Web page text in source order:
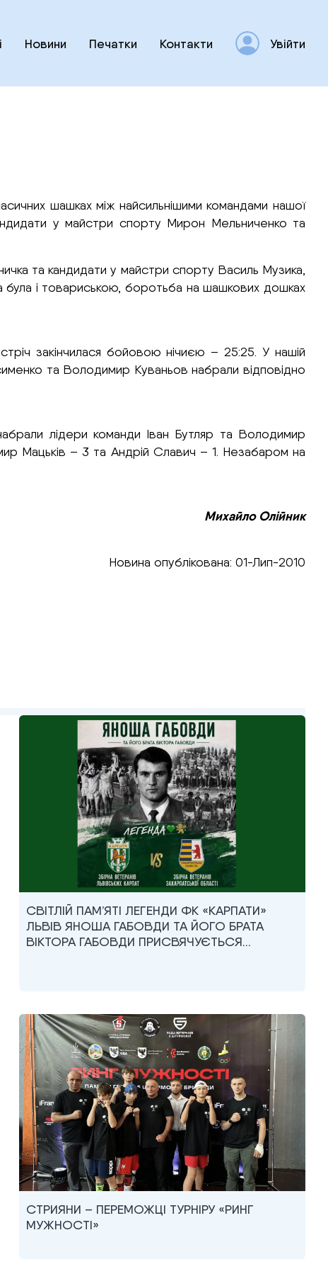
Новини Печатки Контакти Увійти
шашках між найсильнішими командами нашої
у майстри спорту Мирон Мельниченко та
та кандидати у майстри спорту Василь Музика,
була і товариською, боротьба на шашкових дошках
закінчилася бойовою нічиєю – 25:25. У нашій
та Володимир Куваньов набрали відповідно
лідери команди Іван Бутляр та Володимир
Мацьків – 3 та Андрій Славич – 1. Незабаром на
Михайло Олійник
Новина опублікована: 01-Лип-2010
СВІТЛІЙ ПАМ’ЯТІ ЛЕГЕНДИ ФК «КАРПАТИ»
ЛЬВІВ ЯНОША ГАБОВДИ ТА ЙОГО БРАТА
ВІКТОРА ГАБОВДИ ПРИСВЯЧУЄТЬСЯ…
СТРИЯНИ – ПЕРЕМОЖЦІ ТУРНІРУ «РИНГ
МУЖНОСТІ»